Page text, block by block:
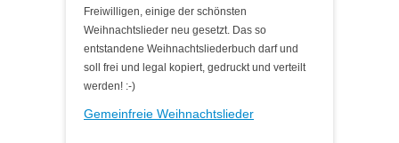
Freiwilligen, einige der schönsten
Weihnachtslieder neu gesetzt. Das so
entstandene Weihnachtsliederbuch darf und
soll frei und legal kopiert, gedruckt und verteilt
werden! :-)
Gemeinfreie Weihnachtslieder